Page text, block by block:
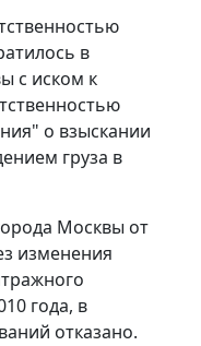
в
с иском к
о взыскании
груза в
Москвы от
изменения
года, в
отказано.